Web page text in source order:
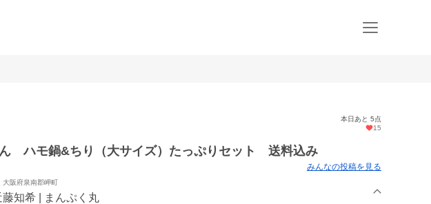
本日あと 5点
15
ん ハモ鍋&ちり（大サイズ）たっぷりセット 送料込み
みんなの投稿を見る
大阪府泉南郡岬町
藤知希 | まんぷく丸